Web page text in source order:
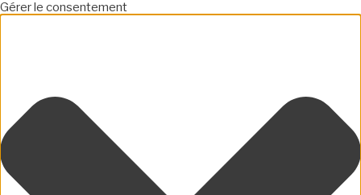
Gérer le consentement